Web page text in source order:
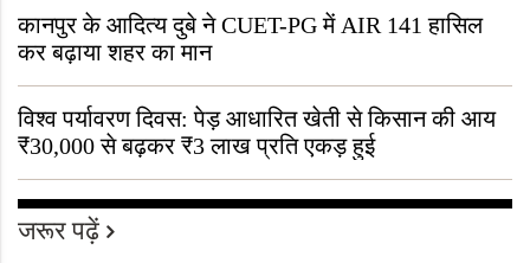
कानपुर के आदित्य दुबे ने CUET-PG में AIR 141 हासिल
कर बढ़ाया शहर का मान
विश्व पर्यावरण दिवस: पेड़ आधारित खेती से किसान की आय
₹30,000 से बढ़कर ₹3 लाख प्रति एकड़ हुई
जरूर पढ़ें